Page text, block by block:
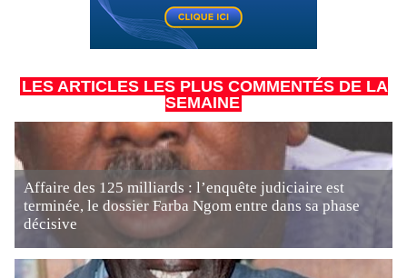
LES ARTICLES LES PLUS COMMENTÉS DE LA
SEMAINE
Affaire des 125 milliards : l’enquête judiciaire est
terminée, le dossier Farba Ngom entre dans sa phase
décisive